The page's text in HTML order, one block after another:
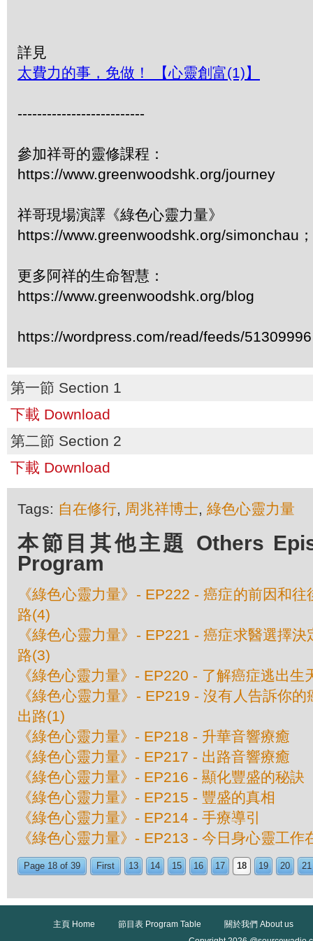
詳見
太費力的事，免做！ 【心靈創富(1)】
--------------------------
參加祥哥的靈修課程：
https://www.greenwoodshk.org/journey
祥哥現場演譯《綠色心靈力量》
https://www.greenwoodshk.org/simonchau
更多阿祥的生命智慧：
https://www.greenwoodshk.org/blog
https://wordpress.com/read/feeds/51309996
第一節 Section 1
下載 Download
第二節 Section 2
下載 Download
Tags: 自在修行, 周兆祥博士, 綠色心靈力量
本節目其他主題 Others
Program
《綠色心靈力量》- EP222 - 癌症的前因和
路(4)
《綠色心靈力量》- EP221 - 癌症求醫選擇
路(3)
《綠色心靈力量》- EP220 - 了解癌症逃出生
《綠色心靈力量》- EP219 - 沒有人告訴你
出路(1)
《綠色心靈力量》- EP218 - 升華音響療癒
《綠色心靈力量》- EP217 - 出路音響療癒
《綠色心靈力量》- EP216 - 顯化豐盛的秘訣
《綠色心靈力量》- EP215 - 豐盛的真相
《綠色心靈力量》- EP214 - 手療導引
《綠色心靈力量》- EP213 - 今日身心靈工作
Page 18 of 39 First 13 14 15 16 17 18 19 20 21
主頁 Home 節目表 Program Table
關於我們 About us